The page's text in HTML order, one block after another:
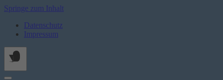
Springe zum Inhalt
Datenschutz
Impressum